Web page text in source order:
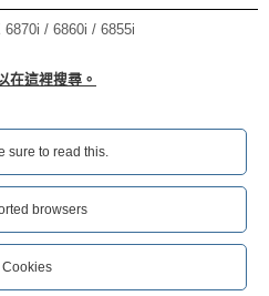
6870i / 6860i / 6855i
在這裡搜尋。
sure to read this.‎
browsers
Cookies